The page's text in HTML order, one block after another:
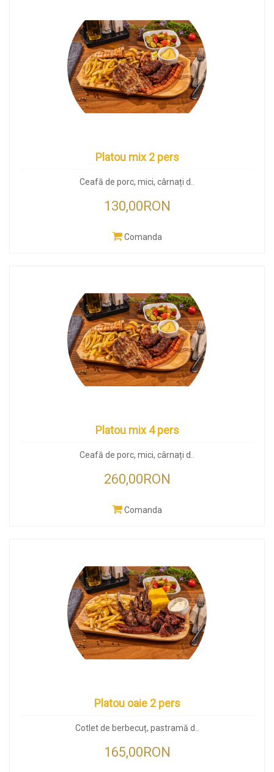
Platou mix 2 pers
Ceafă de porc, mici, cârnați d..
130,00RON
Comanda
Platou mix 4 pers
Ceafă de porc, mici, cârnați d..
260,00RON
Comanda
Platou oaie 2 pers
Cotlet de berbecuț, pastramă d..
165,00RON